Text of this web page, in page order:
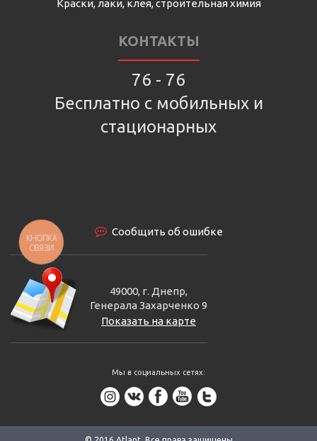
Краски, лаки, клея, строительная химия
КОНТАКТЫ
76 - 76
Бесплатно с мобильных и
стационарных
Сообщить об ошибке
49000, г. Днепр,
Генерала Захарченко 9
Показать на карте
Мы в социальных сетях:
КНОПКА
СВЯЗИ